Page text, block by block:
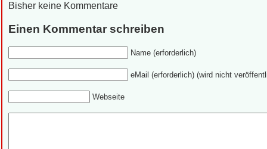
Bisher keine Kommentare
Einen Kommentar schreiben
Name (erforderlich)
eMail (erforderlich) (wird nicht
Webseite